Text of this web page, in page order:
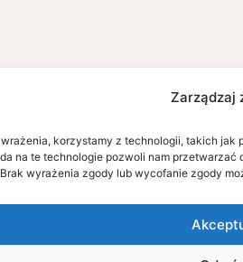
Zarządzaj
korzystamy z technologii, takich
na te technologie pozwoli nam
wyrażenia zgody lub wycofanie zgody